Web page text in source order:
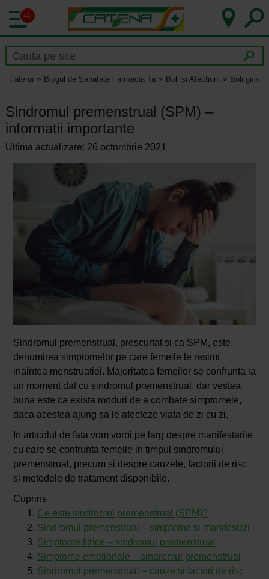
40
Catena Blogul de Sanatate Farmacia Ta Boli si Afectiuni Boli
Sindromul premenstrual (SPM) –
informatii importante
Ultima actualizare: 26 octombrie 2021
Sindromul premenstrual, prescurtat si ca SPM, este
denumirea simptomelor pe care femeile le resimt
inaintea menstruatiei. Majoritatea femeilor se confrunta la
un moment dat cu sindromul premenstrual, dar vestea
buna este ca exista moduri de a combate simptomele,
daca acestea ajung sa le afecteze viata de zi cu zi.
In articolul de fata vom vorbi pe larg despre manifestarile
cu care se confrunta femeile in timpul sindromului
premenstrual, precum si despre cauzele, factorii de risc
si metodele de tratament disponibile.
Cuprins
Ce este sindromul premenstrual (SPM)?
Sindromul premenstrual – simptome si manifestari
Simptome fizice – sindromul premenstrual
Simptome emotionale – sindromul premenstrual
Sindromul premenstrual – cauze si factori de risc